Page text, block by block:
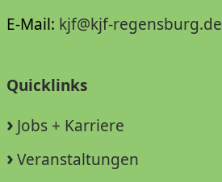
E-Mail: kjf@kjf-regensburg.de
Quicklinks
Jobs + Karriere
Veranstaltungen